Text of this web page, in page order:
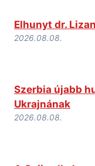
Elhunyt dr.
2026.08.08.
Szerbia újabb
Ukrajnának
2026.08.08.